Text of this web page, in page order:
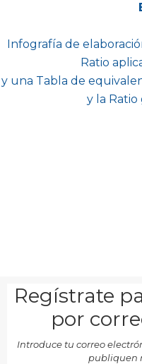
Infografía de
Ratio
y una Tabla de
y la Ratio
Regístrate
por
Introduce tu correo
publiquen